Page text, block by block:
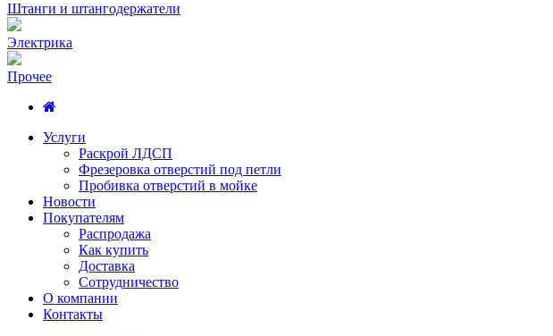
Штанги и штангодержатели
Электрика
Прочее
Услуги
Раскрой ЛДСП
Фрезеровка отверстий под петли
Пробивка отверстий в мойке
Новости
Покупателям
Распродажа
Как купить
Доставка
Сотрудничество
О компании
Контакты